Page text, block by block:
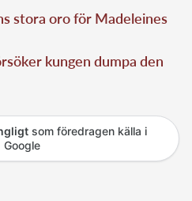
stora oro för Madeleines
kungen dumpa den
som föredragen källa i
Google